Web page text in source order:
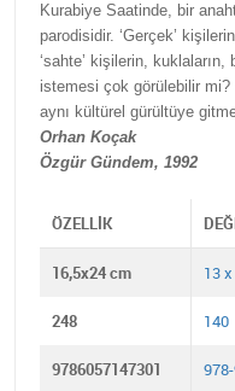
Kurabiye Saatinde, bir
parodisidir. ‘Gerçek’
‘sahte’ kişilerin,
istemesi çok görülebilir
aynı kültürel gürültüye
Orhan Koçak
Özgür Gündem, 1992
ÖZELLIK
16,5x24 cm 13
248 140
9786057147301